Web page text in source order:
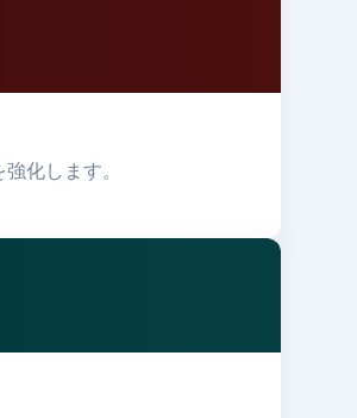
化します。